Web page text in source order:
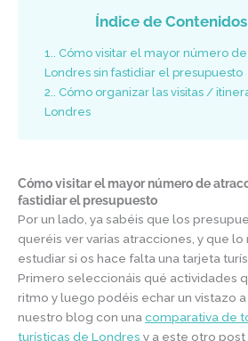
Índice de Contenidos
1. Cómo visitar el mayor número
Londres sin fastidiar el presupuesto
2. Cómo organizar las visitas /
Londres
Cómo visitar el mayor número de
fastidiar el presupuesto
Por un lado, ya sabéis que los
queréis ver varias atracciones, y que
estudiar si os hace falta una tarjeta
Primero seleccionáis qué actividades
ritmo y luego podéis echar un vistazo
nuestro blog con una comparativa de
turísticas de Londres y a este otro post